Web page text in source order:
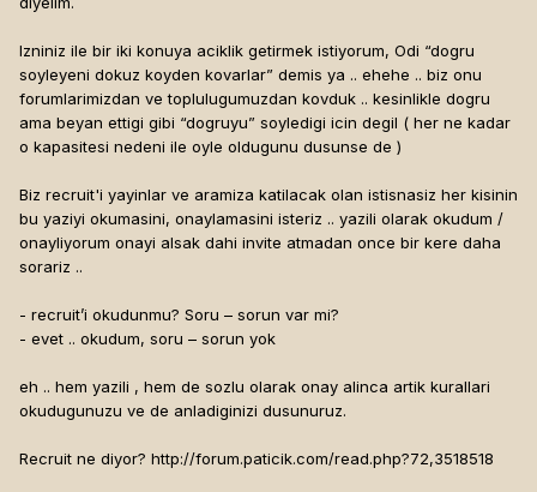
Izniniz ile bir iki konuya aciklik getirmek istiyorum, Odi “dogru
soyleyeni dokuz koyden kovarlar” demis ya .. ehehe .. biz onu
forumlarimizdan ve toplulugumuzdan kovduk .. kesinlikle dogru
ama beyan ettigi gibi “dogruyu” soyledigi icin degil ( her ne kadar
o kapasitesi nedeni ile oyle oldugunu dusunse de )
Biz recruit'i yayinlar ve aramiza katilacak olan istisnasiz her kisinin
bu yaziyi okumasini, onaylamasini isteriz .. yazili olarak okudum /
onayliyorum onayi alsak dahi invite atmadan once bir kere daha
sorariz ..
- recruit’i okudunmu? Soru – sorun var mi?
- evet .. okudum, soru – sorun yok
eh .. hem yazili , hem de sozlu olarak onay alinca artik kurallari
okudugunuzu ve de anladiginizi dusunuruz.
Recruit ne diyor? http://forum.paticik.com/read.php?72,3518518